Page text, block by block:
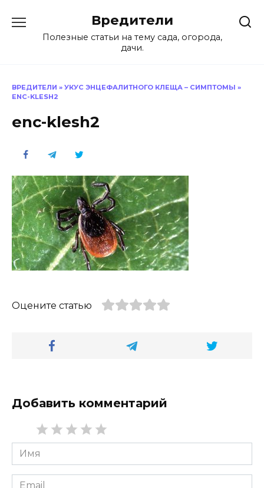
содержанию
Вредители
Полезные статьи на тему сада, огорода,
дачи.
ВРЕДИТЕЛИ » УКУС ЭНЦЕФАЛИТНОГО КЛЕЩА – СИМПТОМЫ »
ENC-KLESH2
enc-klesh2
Оцените статью
Добавить комментарий
Имя
*
Email